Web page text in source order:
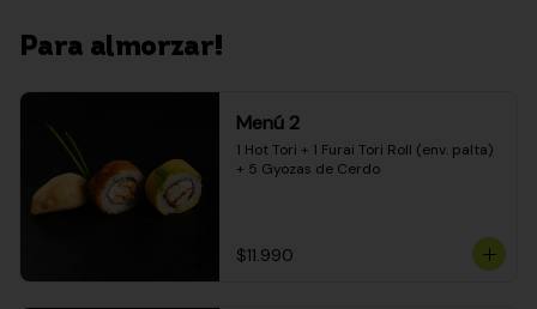
Para almorzar!
Menú 2
1 Hot Tori + 1 Furai Tori Roll (env. palta)
+ 5 Gyozas de Cerdo
$11.990